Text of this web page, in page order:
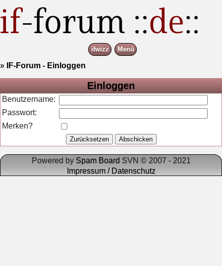
ifwizz Menü
» IF-Forum - Einloggen
Einloggen
Benutzername:
Passwort:
Merken?
Powered by Spam Board SVN © 2007 - 2021
Impressum / Datenschutz